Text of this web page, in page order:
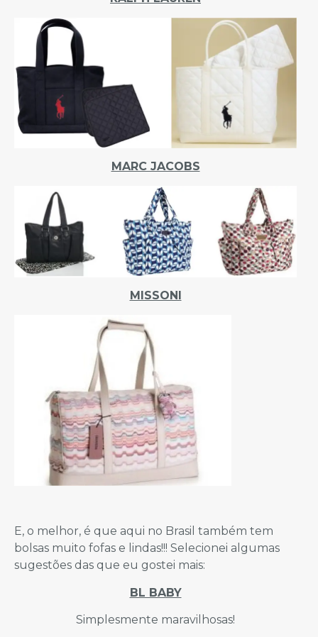
MARC JACOBS
MISSONI
E, o melhor, é que aqui no Brasil também tem
bolsas muito fofas e lindas!!! Selecionei algumas
sugestões das que eu gostei mais:
BL BABY
Simplesmente maravilhosas!